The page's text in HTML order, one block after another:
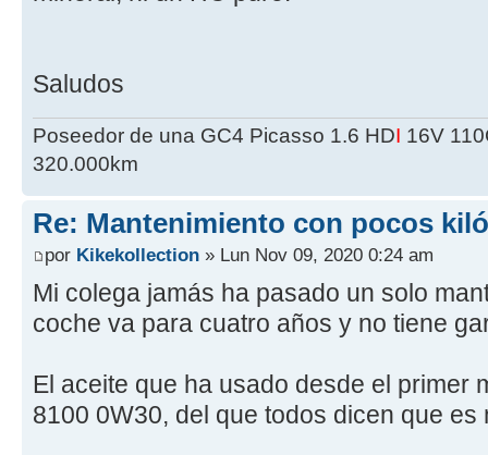
Saludos
Poseedor de una GC4 Picasso 1.6 HDI 16V
320.000km
Re: Mantenimiento con pocos
por Kikekollection » Lun Nov 09, 2020 0:24 am
Mi colega jamás ha pasado un solo
coche va para cuatro años y no tiene
El aceite que ha usado desde el primer
8100 0W30, del que todos dicen que es